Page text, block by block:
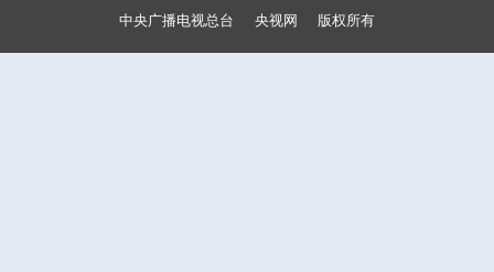
中央广播电视总台 央视网 版权所有